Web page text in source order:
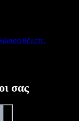
θέλετε.
σας